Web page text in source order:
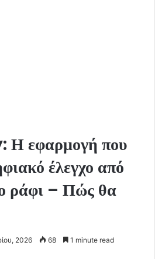
εφαρμογή που
έλεγχο από
ράφι – Πώς θα
2026 68 1 minute read